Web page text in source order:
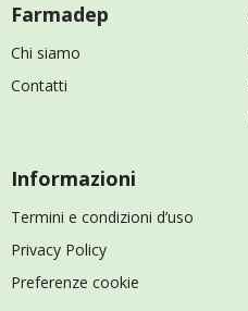
Farmadep
Chi siamo
Contatti
Informazioni
Termini e condizioni d’uso
Privacy Policy
Preferenze cookie